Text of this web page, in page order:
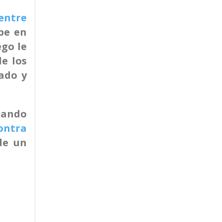
en
le
los
y
un